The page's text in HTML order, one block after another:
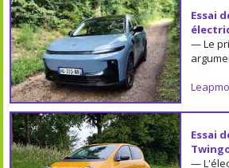
Essai
— Le
Essai
—